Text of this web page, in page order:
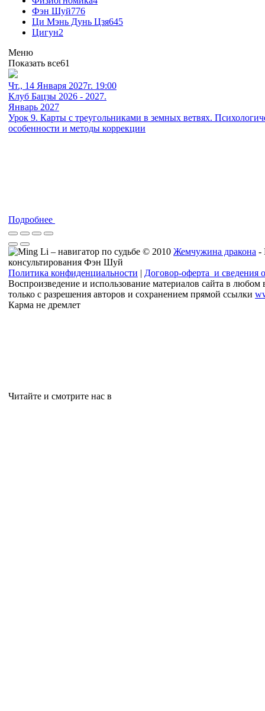
Фэн Шуй776
Ци Мэнь Дунь Цзя645
Цигун2
Меню
Показать все61
Чт., 14 Января 2027г. 19:00
Клуб Бацзы 2026 - 2027.
Январь 2027
Урок 9. Карты с треугольниками в земных ветвях.
особенности и методы коррекции
Подробнее
© 2010 Жемчужина дракона -
консультирования Фэн Шуй
Политика конфиденциальности | Договор-оферта и сведения
Воспроизведение и использование материалов сайта в любом
только с разрешения авторов и сохранением прямой ссылки
Карма не дремлет
Читайте и смотрите нас в